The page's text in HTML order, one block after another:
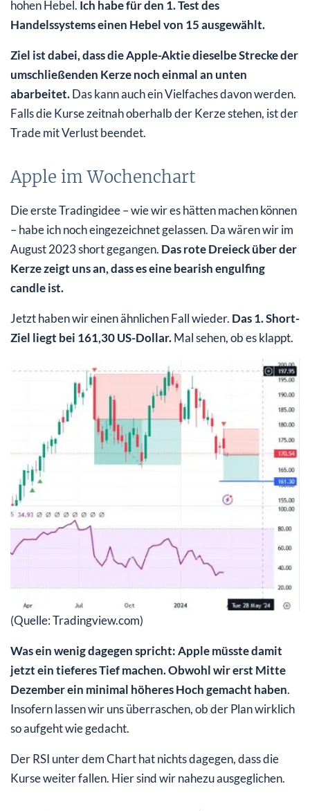
hohen Hebel. Ich habe für den 1. Test des
Handelssystems einen Hebel von 15 ausgewählt.
Ziel ist dabei, dass die Apple-Aktie dieselbe Strecke der
umschließenden Kerze noch einmal an unten
abarbeitet.Das kann auch ein Vielfaches davon werden.
Falls die Kurse zeitnah oberhalb der Kerze stehen, ist der
Trade mit Verlust beendet.
Apple im Wochenchart
Die erste Tradingidee – wie wir es hätten machen können
– habe ich noch eingezeichnet gelassen. Da wären wir im
August 2023 short gegangen. Das rote Dreieck über der
Kerze zeigt uns an, dass es eine bearish engulfing
candle ist.
Jetzt haben wir einen ähnlichen Fall wieder. Das 1. Short-
Ziel liegt bei 161,30 US-Dollar.Mal sehen, ob es klappt.
(Quelle: Tradingview.com)
Was ein wenig dagegen spricht: Apple müsste damit
jetzt ein tieferes Tief machen. Obwohl wir erst Mitte
Dezember ein minimal höheres Hoch gemacht haben.
Insofern lassen wir uns überraschen, ob der Plan wirklich
so aufgeht wie gedacht.
Der RSI unter dem Chart hat nichts dagegen, dass die
Kurse weiter fallen. Hier sind wir nahezu ausgeglichen.